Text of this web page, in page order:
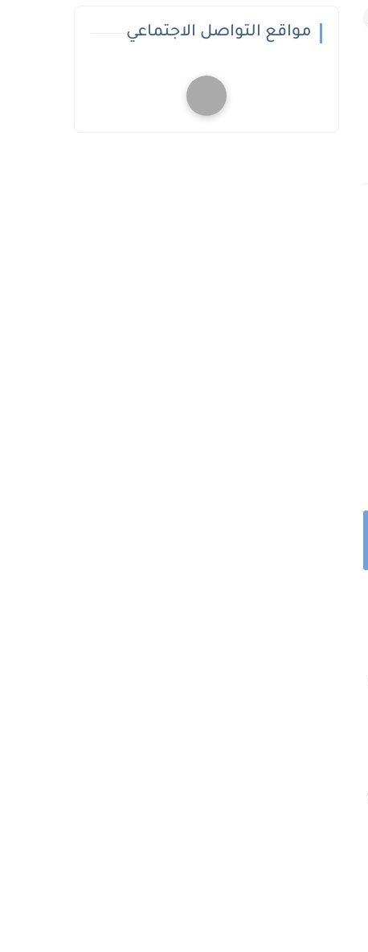
مواقع التواصل الاجتماعي